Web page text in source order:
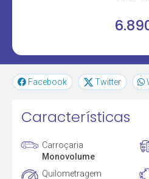
Facebook Twitter
Características
Carroçaria
Monovolume
Quilometragem